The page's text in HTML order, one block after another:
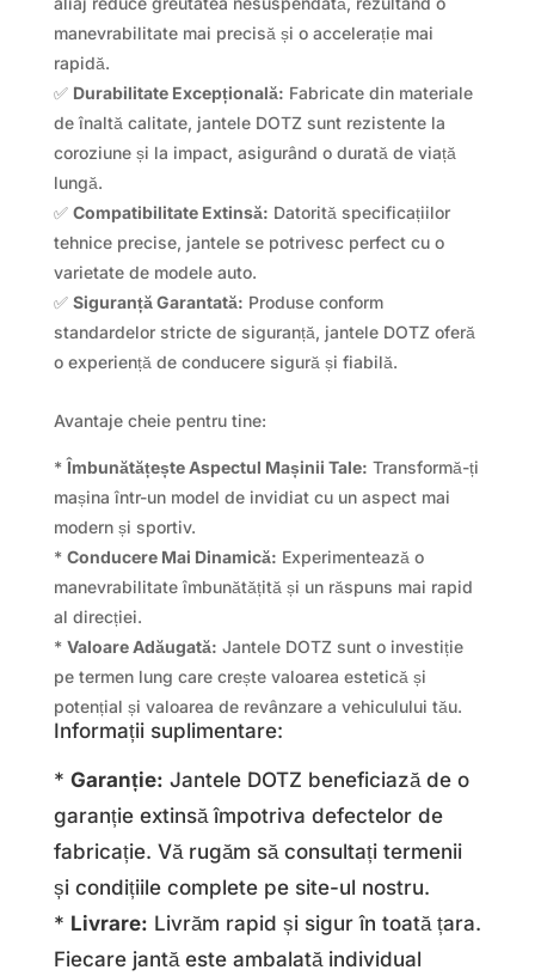
manevrabilitate mai precisă și o accelerație mai
rapidă.
✅ Durabilitate Excepțională: Fabricate din materiale
de înaltă calitate, jantele DOTZ sunt rezistente la
coroziune și la impact, asigurând o durată de viață
lungă.
✅ Compatibilitate Extinsă: Datorită specificațiilor
tehnice precise, jantele se potrivesc perfect cu o
varietate de modele auto.
✅ Siguranță Garantată: Produse conform
standardelor stricte de siguranță, jantele DOTZ oferă
o experiență de conducere sigură și fiabilă.
Avantaje cheie pentru tine:
*Îmbunătățește Aspectul Mașinii Tale: Transformă-ți
mașina într-un model de invidiat cu un aspect mai
modern și sportiv.
* Conducere Mai Dinamică: Experimentează o
manevrabilitate îmbunătățită și un răspuns mai rapid
al direcției.
* Valoare Adăugată: Jantele DOTZ sunt o investiție
pe termen lung care crește valoarea estetică și
potențial și valoarea de revânzare a vehiculului tău.
Informații suplimentare:
* Garanție: Jantele DOTZ beneficiază de o
garanție extinsă împotriva defectelor de
fabricație. Vă rugăm să consultați termenii
și condițiile complete pe site-ul nostru.
* Livrare: Livrăm rapid și sigur în toată țara.
Fiecare jantă este ambalată individual